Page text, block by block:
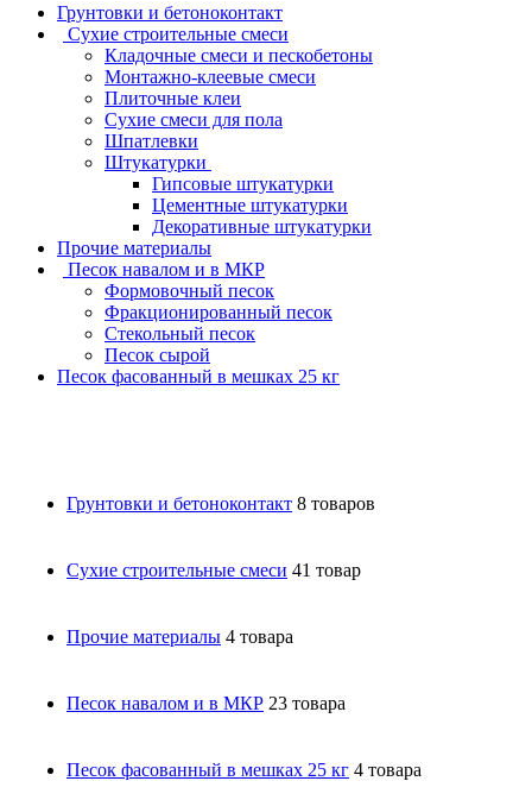
Грунтовки и бетоноконтакт
Сухие строительные смеси
Кладочные смеси и пескобетоны
Монтажно-клеевые смеси
Плиточные клеи
Сухие смеси для пола
Шпатлевки
Штукатурки
Гипсовые штукатурки
Цементные штукатурки
Декоративные штукатурки
Прочие материалы
Песок навалом и в МКР
Формовочный песок
Фракционированный песок
Стекольный песок
Песок сырой
Песок фасованный в мешках 25 кг
Грунтовки и бетоноконтакт 8 товаров
Сухие строительные смеси 41 товар
Прочие материалы 4 товара
Песок навалом и в МКР 23 товара
Песок фасованный в мешках 25 кг 4 товара